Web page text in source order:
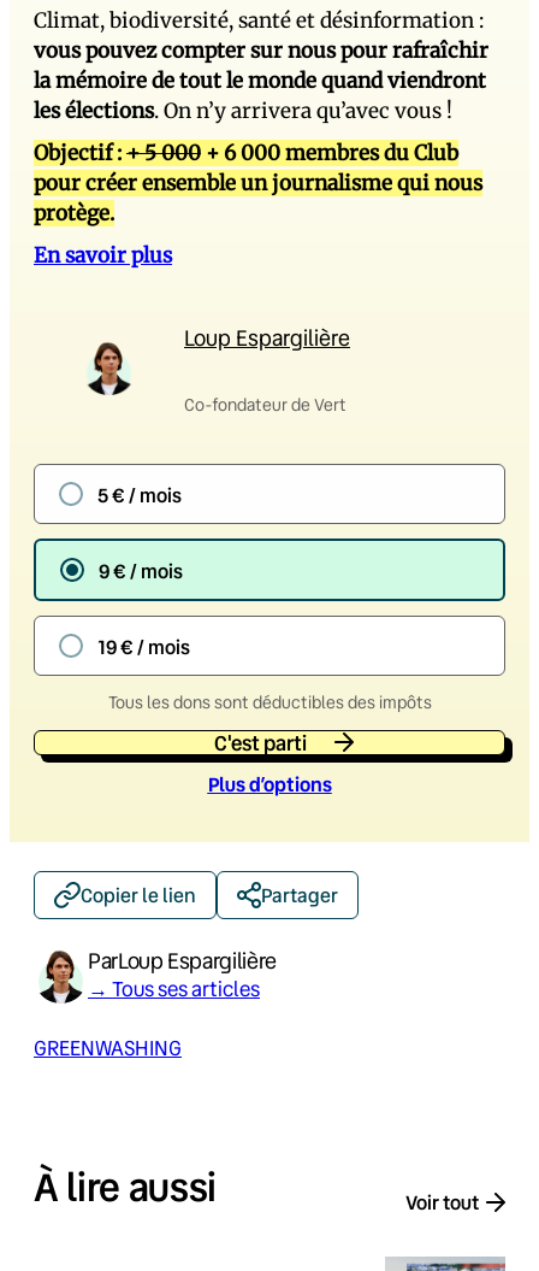
Climat, biodiversité, santé et désinformation :
vous pouvez compter sur nous pour rafraîchir
la mémoire de tout le monde quand viendront
les élections. On n’y arrivera qu’avec vous !
Objectif :+ 5 000 + 6 000 membres du Club
pour créer ensemble un journalisme qui nous
protège.
En savoir plus
Loup Espargilière
Co-fondateur de Vert
5 € / mois
9 € / mois
19 € / mois
Tous les dons sont déductibles des impôts
C'est parti
Plus d’options
Copier le lien Partager
ParLoup Espargilière
→ Tous ses articles
GREENWASHING
À lire aussi Voir tout